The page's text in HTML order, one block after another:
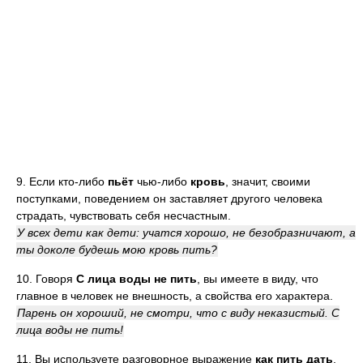
9. Если кто-либо пьёт чью-либо кровь , значит, своими
поступками, поведением он заставляет другого человека
страдать, чувствовать себя несчастным.
У всех дети как дети: учатся хорошо, не безобразничают, а
ты доколе будешь мою кровь пить?
10. Говоря С лица воды не пить , вы имеете в виду, что
главное в человек не внешность, а свойства его характера.
Парень он хороший, не смотри, что с виду неказистый. С
лица воды не пить!
11. Вы используете разговорное выражение как пить дать